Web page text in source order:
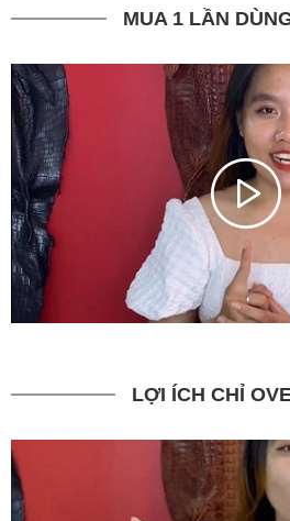
MUA 1 LẦN
LỢI ÍCH CHỈ